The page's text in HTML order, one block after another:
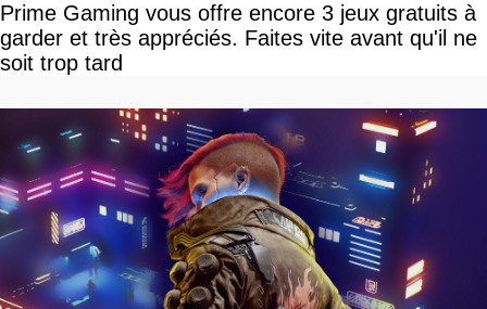
Prime Gaming vous offre encore 3 jeux gratuits à
garder et très appréciés. Faites vite avant qu'il ne
soit trop tard